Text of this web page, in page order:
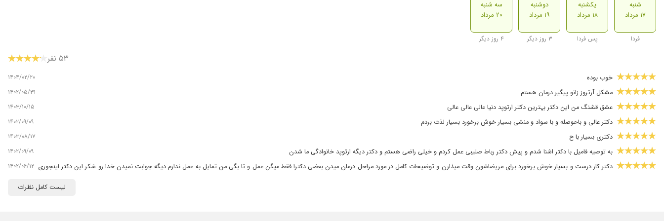
شنبه
۱۷ مرداد
فردا
یکشنبه
۱۸ مرداد
پس فردا
دوشنبه
۱۹ مرداد
۳ روز دیگر
سه شنبه
۲۰ مرداد
۴ روز دیگر
۵۳ نفر
خوب بوده ۱۴۰۴/۰۲/۲۰
مشکل آرتروز زانو پیگیر درمان هستم ۱۴۰۲/۰۵/۳۱
عشق قشنگ من این دکتر بہترین دکتر ارتوپد دنیا عالی عالی عالی ۱۴۰۳/۱۰/۱۵
دکتر عالی و باحوصله و با سواد و منشی بسیار خوش برخورد بسیار لذت بردم ۱۴۰۲/۰۹/۰۹
دکتری بسیار با ح ۱۴۰۳/۰۸/۱۷
به توصیه فامیل با دکتر اشنا شدم و پیش دکتر رباط صلیبی عمل کردم و خیلی راضی هستم و دکتر دیگه ارتوپد خانوادگی ما شدن ۱۴۰۲/۰۹/۰۹
دکتر کار درست و بسیار خوش برخورد برای مریضاشون وقت میذارن و توضیحات کامل در مورد مراحل درمان میدن بعضی دکترا فقط میگن عمل و تا بگی من تمایل به عمل ندارم دیگه جوابت نمیدن خدا رو شکر این دکتر اینجوری ۱۴۰۲/۰۶/۱۲
۱۴۰۳/۱۲/۲۲
لیست کامل نظرات